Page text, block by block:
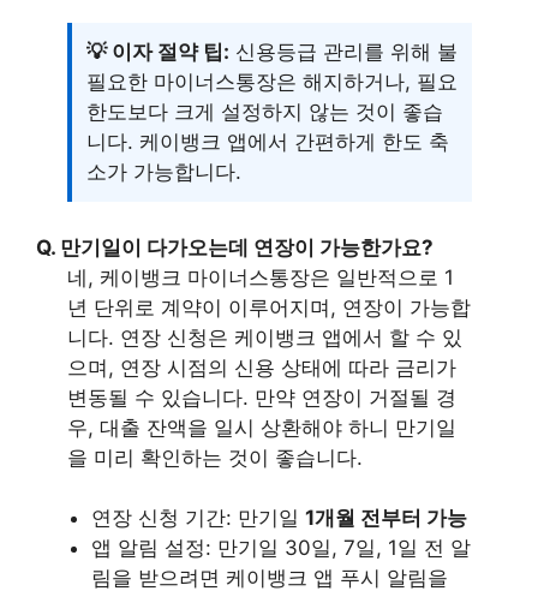
💡 이자 절약 팁: 신용등급 관리를 위해 불
필요한 마이너스통장은 해지하거나, 필요
한도보다 크게 설정하지 않는 것이 좋습
니다. 케이뱅크 앱에서 간편하게 한도 축
소가 가능합니다.
Q. 만기일이 다가오는데 연장이 가능한가요?
네, 케이뱅크 마이너스통장은 일반적으로 1
년 단위로 계약이 이루어지며, 연장이 가능합
니다. 연장 신청은 케이뱅크 앱에서 할 수 있
으며, 연장 시점의 신용 상태에 따라 금리가
변동될 수 있습니다. 만약 연장이 거절될 경
우, 대출 잔액을 일시 상환해야 하니 만기일
을 미리 확인하는 것이 좋습니다.
연장 신청 기간: 만기일 1개월 전부터 가능
앱 알림 설정: 만기일 30일, 7일, 1일 전 알
림을 받으려면 케이뱅크 앱 푸시 알림을